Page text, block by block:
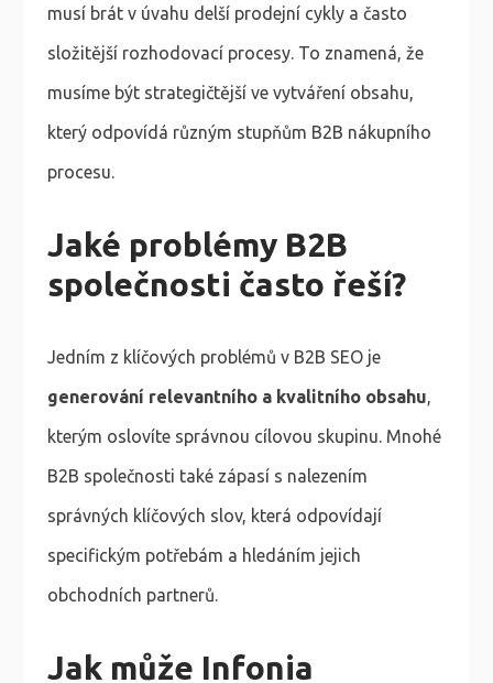
musí brát v úvahu delší prodejní cykly a často
složitější rozhodovací procesy. To znamená, že
musíme být strategičtější ve vytváření obsahu,
který odpovídá různým stupňům B2B nákupního
procesu.
Jaké problémy B2B
společnosti často řeší?
Jedním z klíčových problémů v B2B SEO je
generování relevantního a kvalitního obsahu
kterým oslovíte správnou cílovou skupinu. Mnohé
B2B společnosti také zápasí s nalezením
správných klíčových slov, která odpovídají
specifickým potřebám a hledáním jejich
obchodních partnerů.
Jak může Infonia